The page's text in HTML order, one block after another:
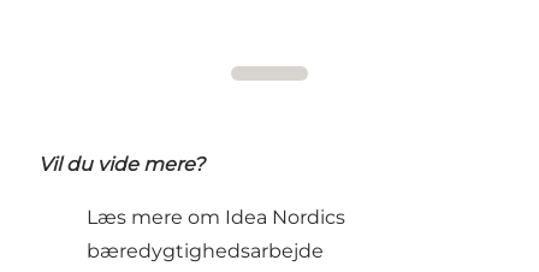
Vil du vide mere?
Læs mere om Idea Nordics
bæredygtighedsarbejde